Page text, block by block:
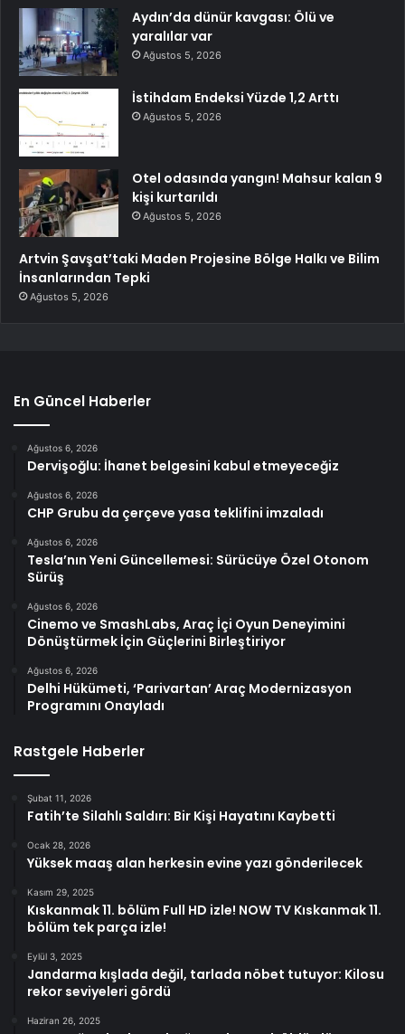
Aydın’da dünür kavgası: Ölü ve
yaralılar var
Ağustos 5, 2026
İstihdam Endeksi Yüzde 1,2 Arttı
Ağustos 5, 2026
Otel odasında yangın! Mahsur kalan 9
kişi kurtarıldı
Ağustos 5, 2026
Artvin Şavşat’taki Maden Projesine Bölge Halkı ve Bilim
İnsanlarından Tepki
Ağustos 5, 2026
En Güncel Haberler
Ağustos 6, 2026
Dervişoğlu: İhanet belgesini kabul etmeyeceğiz
Ağustos 6, 2026
CHP Grubu da çerçeve yasa teklifini imzaladı
Ağustos 6, 2026
Tesla’nın Yeni Güncellemesi: Sürücüye Özel Otonom
Sürüş
Ağustos 6, 2026
Cinemo ve SmashLabs, Araç İçi Oyun Deneyimini
Dönüştürmek İçin Güçlerini Birleştiriyor
Ağustos 6, 2026
Delhi Hükümeti, ‘Parivartan’ Araç Modernizasyon
Programını Onayladı
Rastgele Haberler
Şubat 11, 2026
Fatih’te Silahlı Saldırı: Bir Kişi Hayatını Kaybetti
Ocak 28, 2026
Yüksek maaş alan herkesin evine yazı gönderilecek
Kasım 29, 2025
Kıskanmak 11. bölüm Full HD izle! NOW TV Kıskanmak 11.
bölüm tek parça izle!
Eylül 3, 2025
Jandarma kışlada değil, tarlada nöbet tutuyor: Kilosu
rekor seviyeleri gördü
Haziran 26, 2025